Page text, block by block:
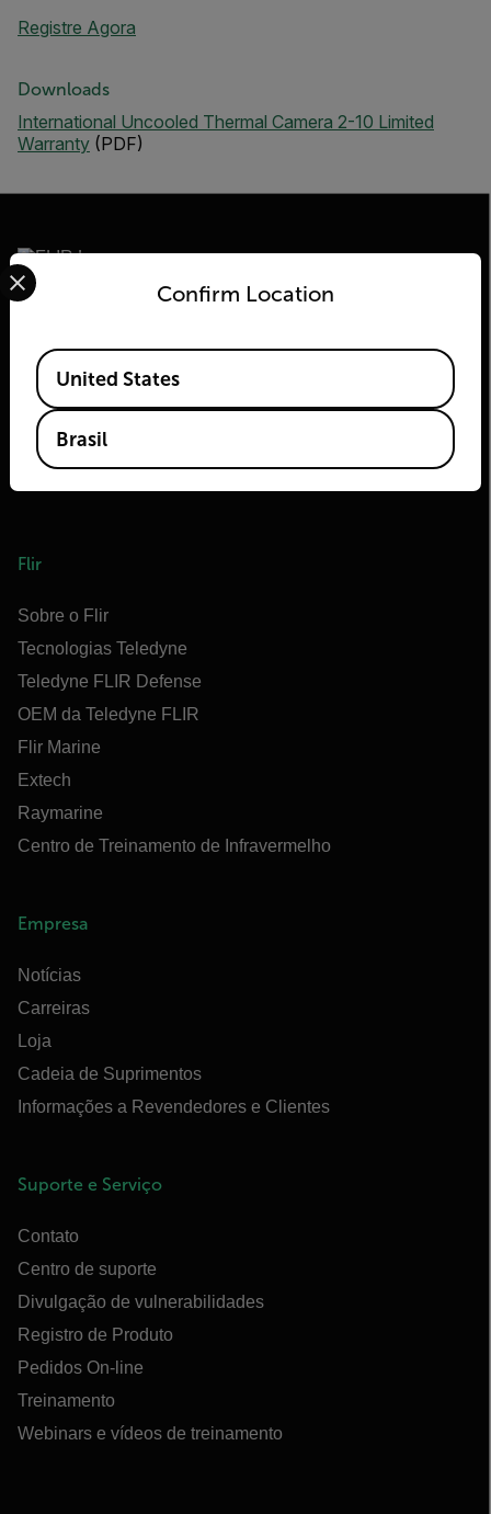
Registre Agora
Downloads
International Uncooled Thermal Camera 2-10 Limited
Warranty (PDF)
2026 | Flir Todos os direitos reservados.
Flir
Sobre o Flir
Tecnologias Teledyne
Teledyne FLIR Defense
OEM da Teledyne FLIR
Flir Marine
Extech
Raymarine
Centro de Treinamento de Infravermelho
Empresa
Notícias
Carreiras
Loja
Cadeia de Suprimentos
Informações a Revendedores e Clientes
Suporte e Serviço
Contato
Centro de suporte
Divulgação de vulnerabilidades
Registro de Produto
Pedidos On-line
Treinamento
Webinars e vídeos de treinamento
Confirm Location
Select your preferred country and language from the
Available Locations
United States
Brasil